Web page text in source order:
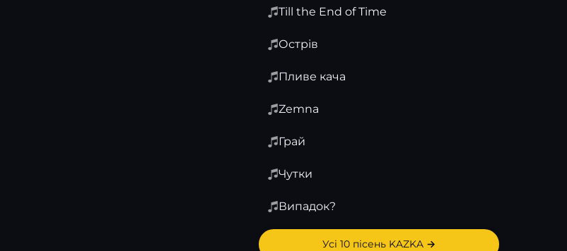
Till the End of Time
Острів
Пливе кача
Zemna
Грай
Чутки
Випадок?
Усі 10 пісень KAZKA →